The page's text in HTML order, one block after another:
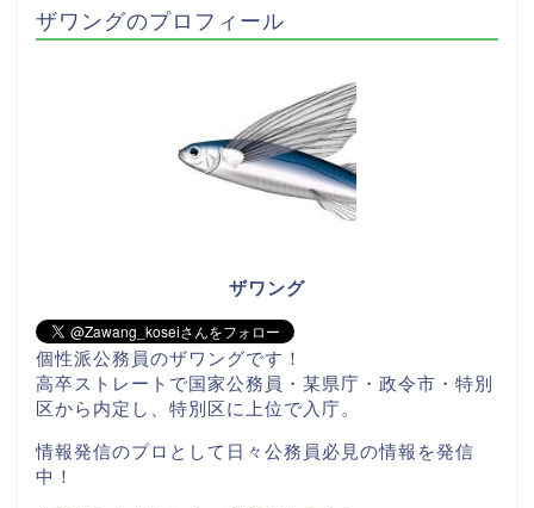
ザワングのプロフィール
ザワング
個性派公務員のザワングです！
高卒ストレートで国家公務員・某県庁・政令市・特別
区から内定し、特別区に上位で入庁。
情報発信のプロとして日々公務員必見の情報を発信
中！